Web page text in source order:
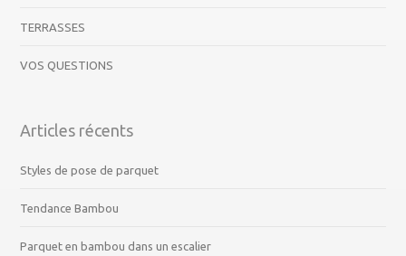
TERRASSES
VOS QUESTIONS
Articles récents
Styles de pose de parquet
Tendance Bambou
Parquet en bambou dans un escalier